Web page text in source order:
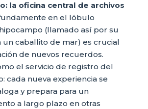
la oficina central de archivos
en el lóbulo
(llamado así por su
un caballito de mar) es crucial
de nuevos recuerdos.
el servicio de registro del
cada nueva experiencia se
y prepara para un
a largo plazo en otras